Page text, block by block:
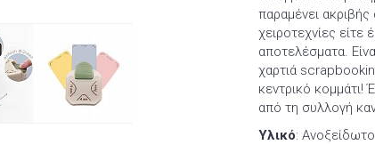
παραμένει
χειροτεχνίες
αποτελέσματα.
χαρτιά
κεντρικό κομμάτι!
από τη συλλογή
Υλικό: